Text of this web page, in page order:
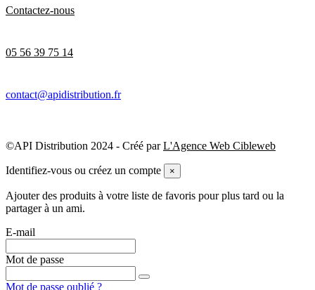
Contactez-nous
05 56 39 75 14
contact@apidistribution.fr
©API Distribution 2024 - Créé parL'Agence Web Cibleweb
Identifiez-vous ou créez un compte ×
Ajouter des produits à votre liste de favoris pour plus tard ou la
partager à un ami.
E-mail
Mot de passe
Mot de passe oublié ?